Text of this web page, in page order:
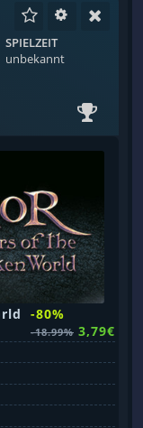
SPIELZEIT
unbekannt
-80%
-18.99% 3,79€